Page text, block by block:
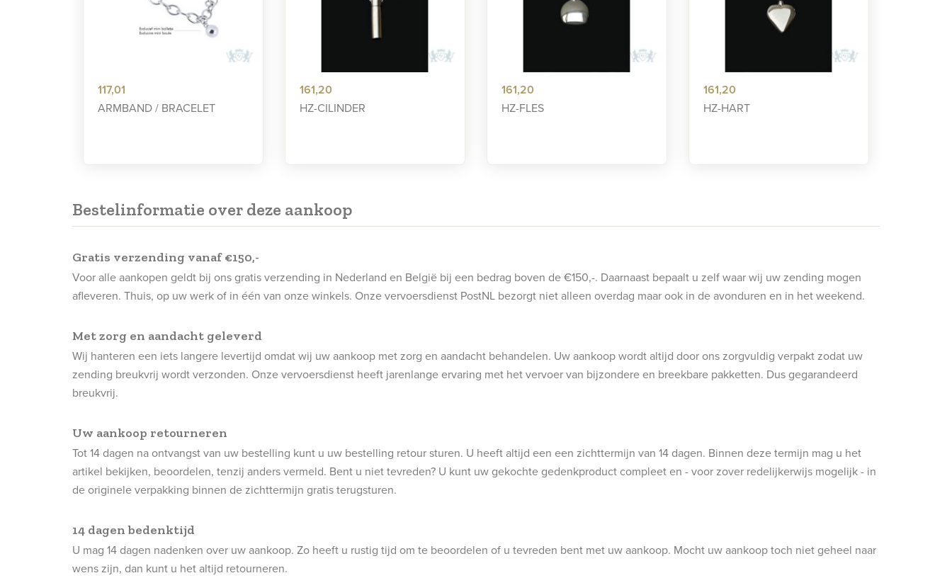
117,01
ARMBAND / BRACELET
161,20
HZ-CILINDER
161,20
HZ-FLES
161,20
HZ-HART
Bestelinformatie over deze aankoop
Gratis verzending vanaf €150,-
Voor alle aankopen geldt bij ons gratis verzending in Nederland en België bij een bedrag boven de €150,-. Daarnaast bepaalt u zelf waar wij uw zending mogen
afleveren. Thuis, op uw werk of in één van onze winkels. Onze vervoersdienst PostNL bezorgt niet alleen overdag maar ook in de avonduren en in het weekend.
Met zorg en aandacht geleverd
Wij hanteren een iets langere levertijd omdat wij uw aankoop met zorg en aandacht behandelen. Uw aankoop wordt altijd door ons zorgvuldig verpakt zodat uw
zending breukvrij wordt verzonden. Onze vervoersdienst heeft jarenlange ervaring met het vervoer van bijzondere en breekbare pakketten. Dus gegarandeerd
breukvrij.
Uw aankoop retourneren
Tot 14 dagen na ontvangst van uw bestelling kunt u uw bestelling retour sturen. U heeft altijd een een zichttermijn van 14 dagen. Binnen deze termijn mag u het
artikel bekijken, beoordelen, tenzij anders vermeld. Bent u niet tevreden? U kunt uw gekochte gedenkproduct compleet en - voor zover redelijkerwijs mogelijk - in
de originele verpakking binnen de zichttermijn gratis terugsturen.
14 dagen bedenktijd
U mag 14 dagen nadenken over uw aankoop. Zo heeft u rustig tijd om te beoordelen of u tevreden bent met uw aankoop. Mocht uw aankoop toch niet geheel naar
wens zijn, dan kunt u het altijd retourneren.